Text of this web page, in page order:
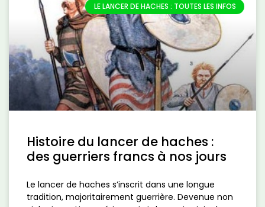
LE LANCER DE HACHES : TOUTES LES INFOS
Histoire du lancer de haches :
des guerriers francs à nos jours
Le lancer de haches s’inscrit dans une longue
tradition, majoritairement guerrière. Devenue non